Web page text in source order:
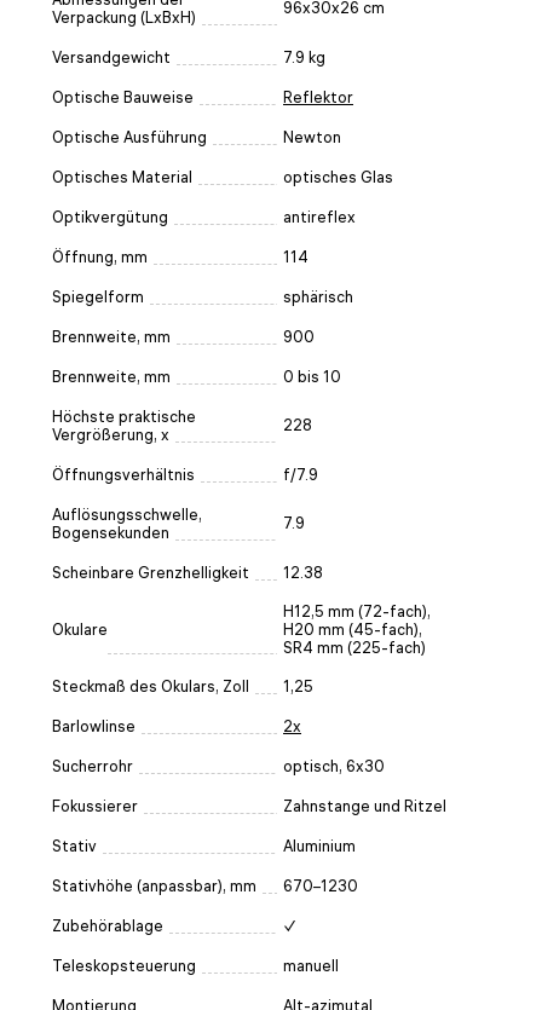
Verpackung (LxBxH)
96x30x26 cm
Versandgewicht 7.9 kg
Optische Bauweise Reflektor
Optische Ausführung Newton
Optisches Material optisches Glas
Optikvergütung antireflex
Öffnung, mm 114
Spiegelform sphärisch
Brennweite, mm 900
Brennweite, mm 0 bis 10
Höchste praktische
Vergrößerung, x
228
Öffnungsverhältnis f/7.9
Auflösungsschwelle,
Bogensekunden
7.9
Scheinbare Grenzhelligkeit 12.38
Okulare
H12,5 mm (72-fach),
H20 mm (45-fach),
SR4 mm (225-fach)
Steckmaß des Okulars, Zoll 1,25
Barlowlinse 2x
Sucherrohr optisch, 6x30
Fokussierer Zahnstange und Ritzel
Stativ Aluminium
Stativhöhe (anpassbar), mm 670–1230
Zubehörablage ✓
Teleskopsteuerung manuell
Montierung Alt-azimutal